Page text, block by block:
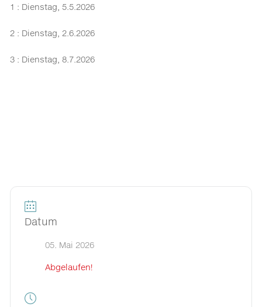
1 : Dienstag, 5.5.2026
2 : Dienstag, 2.6.2026
3 : Dienstag, 8.7.2026
Datum
05. Mai 2026
Abgelaufen!